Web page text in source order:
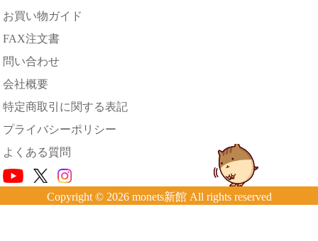
お買い物ガイド
FAX注文書
問い合わせ
会社概要
特定商取引に関する表記
プライバシーポリシー
よくある質問
Copyright © 2026 monets新館 All rights reserved